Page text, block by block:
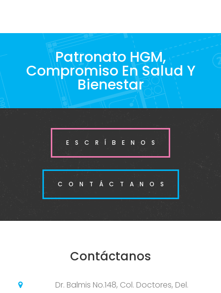
Patronato HGM,
Compromiso En Salud Y
Bienestar
ESCRÍBENOS
CONTÁCTANOS
Contáctanos
Dr. Balmis No.148, Col. Doctores, Del.